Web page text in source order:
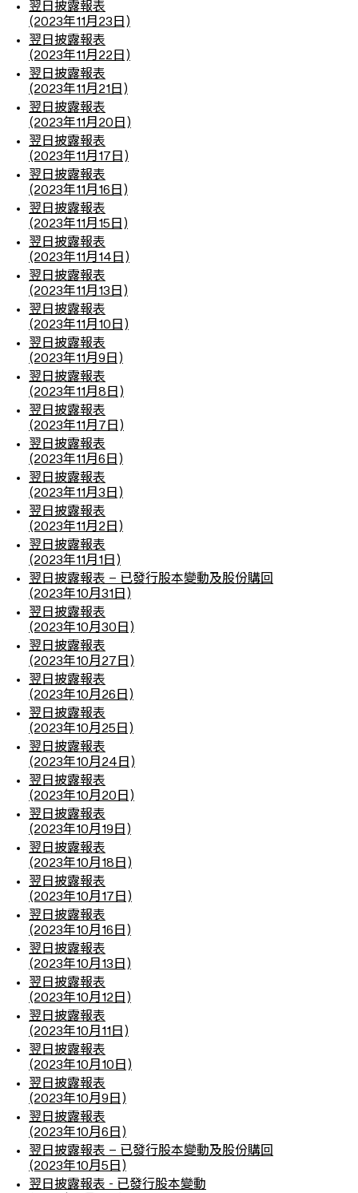
翌日披露報表
(2023年11月23日)
翌日披露報表
(2023年11月22日)
翌日披露報表
(2023年11月21日)
翌日披露報表
(2023年11月20日)
翌日披露報表
(2023年11月17日)
翌日披露報表
(2023年11月16日)
翌日披露報表
(2023年11月15日)
翌日披露報表
(2023年11月14日)
翌日披露報表
(2023年11月13日)
翌日披露報表
(2023年11月10日)
翌日披露報表
(2023年11月9日)
翌日披露報表
(2023年11月8日)
翌日披露報表
(2023年11月7日)
翌日披露報表
(2023年11月6日)
翌日披露報表
(2023年11月3日)
翌日披露報表
(2023年11月2日)
翌日披露報表
(2023年11月1日)
翌日披露報表 – 已發行股本變動及股份購回
(2023年10月31日)
翌日披露報表
(2023年10月30日)
翌日披露報表
(2023年10月27日)
翌日披露報表
(2023年10月26日)
翌日披露報表
(2023年10月25日)
翌日披露報表
(2023年10月24日)
翌日披露報表
(2023年10月20日)
翌日披露報表
(2023年10月19日)
翌日披露報表
(2023年10月18日)
翌日披露報表
(2023年10月17日)
翌日披露報表
(2023年10月16日)
翌日披露報表
(2023年10月13日)
翌日披露報表
(2023年10月12日)
翌日披露報表
(2023年10月11日)
翌日披露報表
(2023年10月10日)
翌日披露報表
(2023年10月9日)
翌日披露報表
(2023年10月6日)
翌日披露報表 – 已發行股本變動及股份購回
(2023年10月5日)
翌日披露報表 - 已發行股本變動